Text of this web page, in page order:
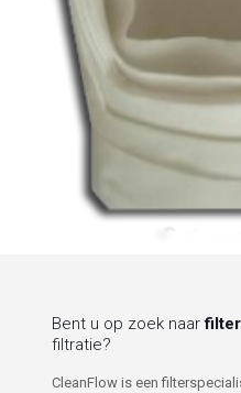
Bent u op zoek naar
filtratie?
CleanFlow is een